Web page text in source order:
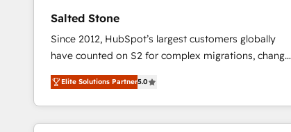
Salted Stone
Since 2012, HubSpot’s largest customers globally
have counted on S2 for complex migrations, change
management, systems integration, and creative
solutions that deliver measurable impact and
transform brand experiences As one of the few full-
service creative agencies in the HubSpot
Elite Solutions Partner5.0